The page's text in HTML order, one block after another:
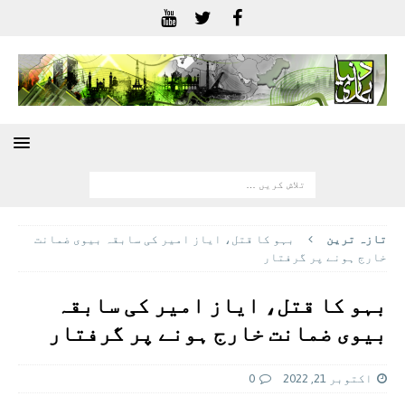
تازہ ترين
بہو کا قتل، ایاز امیر کی سابقہ بیوی ضمانت
خارج ہونے پر گرفتار
بہو کا قتل، ایاز امیر کی سابقہ
بیوی ضمانت خارج ہونے پر گرفتار
اکتوبر 21, 2022 0